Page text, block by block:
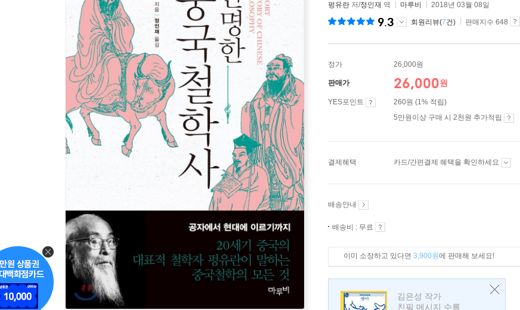
펑유란 저/정인재 역 마루비 2018년 03월 08일
9.3 회원리뷰(7건) 판매지수 648
정가 26,000원
판매가 26,000원
YES포인트
260원 (1% 적립)
5만원이상 구매 시 2천원 추가적립
결제혜택 카드/간편결제 혜택을 확인하세요
배송안내
배송비 : 무료
이미 소장하고 있다면 3,900원에 판매해 보세요!
김은성 작가
친필 메시지 수록